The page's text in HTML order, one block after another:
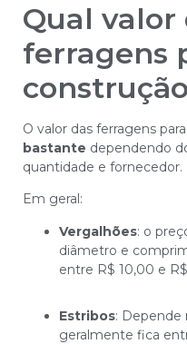
Qual valor
ferragens
O valor das ferragens
bastante dependendo
quantidade e fornecedor.
Em geral:
Vergalhões: o
diâmetro e
entre R$ 10,00 e
Estribos: Depende
geralmente fica